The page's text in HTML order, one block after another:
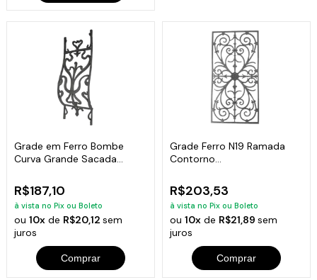
Grade em Ferro Bombe
Curva Grande Sacada
R$187,10
à vista no Pix ou Boleto
ou10x de R$20,12sem
juros
Comprar
Grade Ferro N19 Ramada
Contorno
80X41
R$203,53
à vista no Pix ou Boleto
ou 10xde R$21,89 sem
juros
Comprar